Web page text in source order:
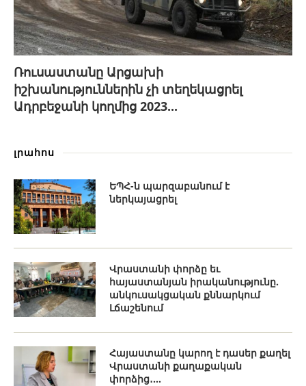
Ռուսաստանը Արցախի
իշխանություններին չի տեղեկացրել
Ադրբեջանի կողմից 2023...
լրահոս
ԵՊՀ-ն պարզաբանում է
ներկայացրել
Վրաստանի փորձը եւ
հայաստանյան իրականությունը.
անկուսակցական քննարկում
Լճաշենում
Հայաստանը կարող է դասեր քաղել
Վրաստանի քաղաքական
փորձից․...